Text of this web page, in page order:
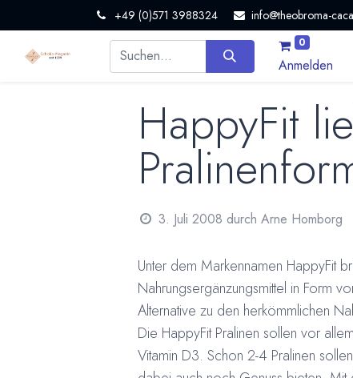
+49 (0)571 3988324 info@theobroma-
0
Anmelden
HappyFit
3. Juli 2008 durch Arne Homborg
Unter dem Markennamen HappyFit
Nahrungsergänzungsmittel in Form
Alternative zu den herkömmlichen
Die HappyFit Pralinen sollen vor
Vitamin D3. Schon 2-4 Pralinen